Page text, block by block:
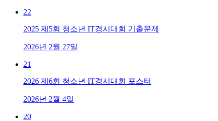
22
2025 제5회 청소년 IT경시대회 기출문제
2026년 2월 27일
21
2026 제6회 청소년 IT경시대회 포스터
2026년 2월 4일
20